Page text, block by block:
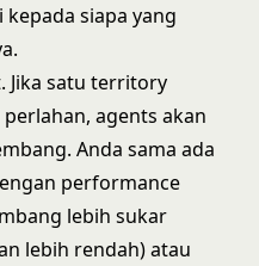
siapa yang
Jika satu territory
agents akan
Anda sama ada
performance
lebih sukar
lebih rendah) atau